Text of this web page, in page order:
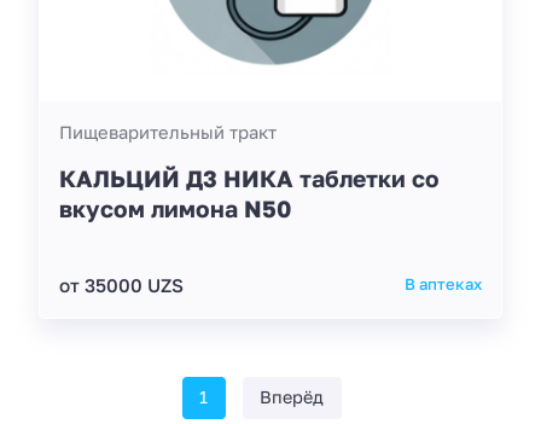
Пищеварительный тракт
КАЛЬЦИЙ Д3 НИКА таблетки со
вкусом лимона N50
от 35000 UZS В аптеках
1 Вперёд